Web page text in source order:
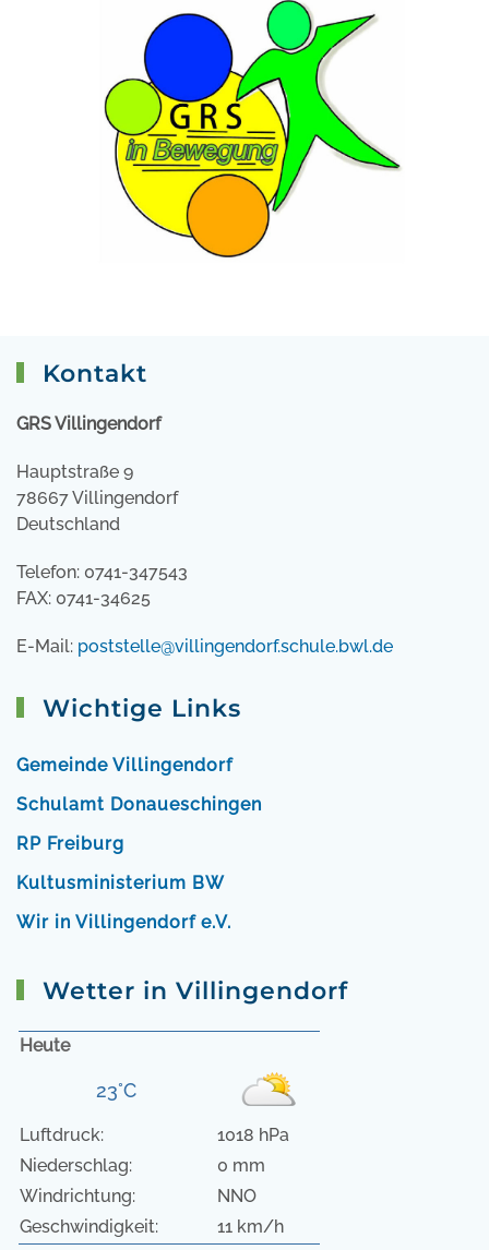
Kontakt
GRS Villingendorf
Hauptstraße 9
78667 Villingendorf
Deutschland
Telefon: 0741-347543
FAX: 0741-34625
E-Mail: poststelle@villingendorf.schule.bwl.de
Wichtige Links
Gemeinde Villingendorf
Schulamt Donaueschingen
RP Freiburg
Kultusministerium BW
Wir in Villingendorf e.V.
Wetter in Villingendorf
Heute
23°C
Luftdruck:
1018 hPa
Niederschlag:
0 mm
Windrichtung:
NNO
Geschwindigkeit:
11 km/h